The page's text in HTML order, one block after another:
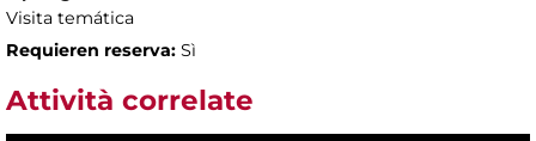
Visita temática
Requieren reserva: Sì
Attività correlate